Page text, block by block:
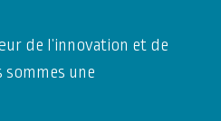
de l’innovation et de
sommes une